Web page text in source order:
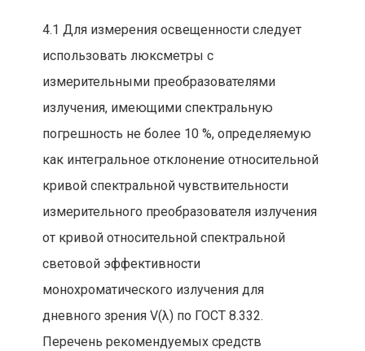
4.1 Для измерения освещенности следует
использовать люксметры с
измерительными преобразователями
излучения, имеющими спектральную
погрешность не более 10 %, определяемую
как интегральное отклонение относительной
кривой спектральной чувствительности
измерительного преобразователя излучения
от кривой относительной спектральной
световой эффективности
монохроматического излучения для
дневного зрения V(λ) по ГОСТ 8.332.
Перечень рекомендуемых средств